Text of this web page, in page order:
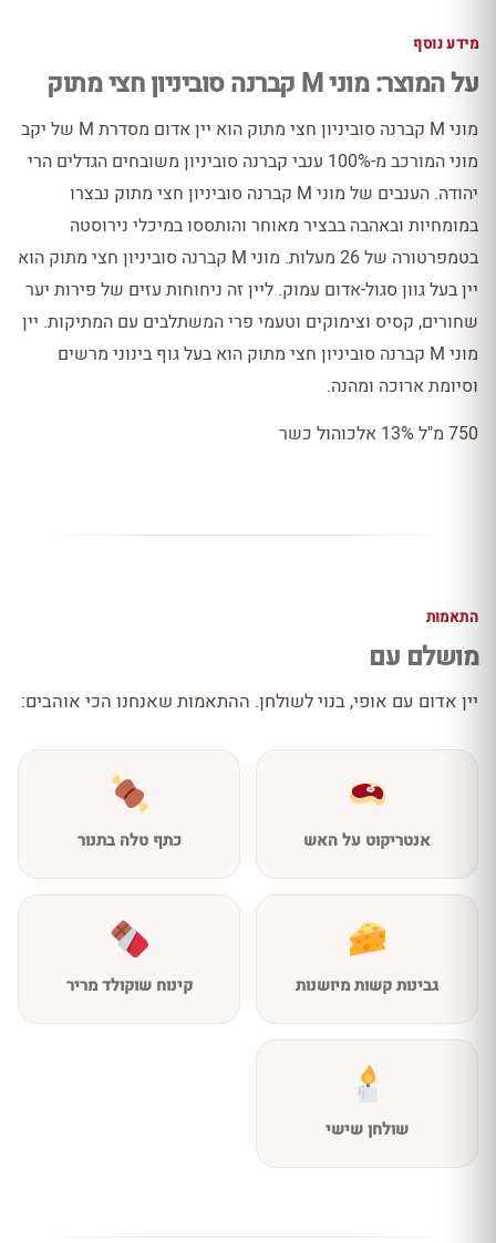
מידע נוסף
על המוצר: מוני M קברנה סוביניון חצי מתוק
מוני M קברנה סוביניון חצי מתוק הוא יין אדום מסדרת M של יקב
מוני המורכב מ-100% ענבי קברנה סוביניון משובחים הגדלים הרי
יהודה. הענבים של מוני M קברנה סוביניון חצי מתוק נבצרו
במומחיות ובאהבה בבציר מאוחר והותססו במיכלי נירוסטה
בטמפרטורה של 26 מעלות. מוני M קברנה סוביניון חצי מתוק הוא
יין בעל גוון סגול-אדום עמוק. ליין זה ניחוחות עזים של פירות יער
שחורים, קסיס וצימוקים וטעמי פרי המשתלבים עם המתיקות. יין
מוני M קברנה סוביניון חצי מתוק הוא בעל גוף בינוני מרשים
וסיומת ארוכה ומהנה.
750 מ"ל 13% אלכוהול כשר
התאמות
מושלם עם
יין אדום עם אופי, בנוי לשולחן. ההתאמות שאנחנו הכי אוהבים:
אנטריקוט על האש כתף טלה בתנור
גבינות קשות מיושנות קינוח שוקולד מריר
שולחן שישי